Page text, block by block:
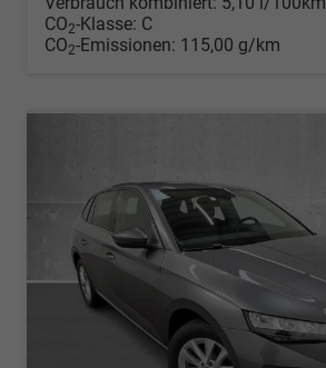
CO2-Klasse: C
CO2-Emissionen: 115,00 g/km